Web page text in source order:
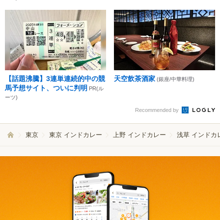
【話題沸騰】3連単連続的中の競
馬予想サイト、ついに判明 PR(ル
ーツ)
天空飲茶酒家 (銀座/中華料理)
Recommended by
東京 東京 インドカレー 上野 インドカレー 浅草 インドカ